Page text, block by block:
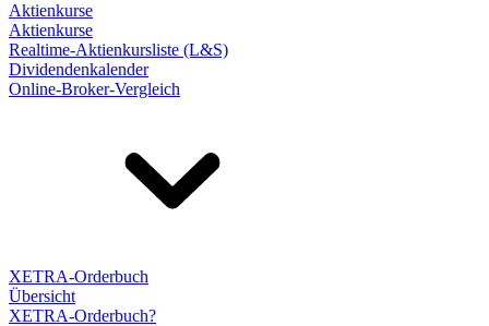
Aktienkurse
Aktienkurse
Realtime-Aktienkursliste (L&S)
Dividendenkalender
Online-Broker-Vergleich
XETRA-Orderbuch
Übersicht
XETRA-Orderbuch?